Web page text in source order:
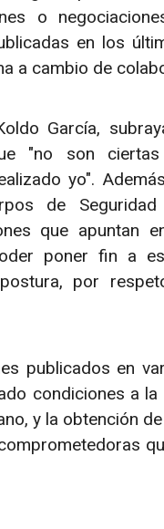
o
en los
a cambio de
García,
"no son
yo".
de
que apuntan
poner fin a
por
publicados en
condiciones a
y la obtención